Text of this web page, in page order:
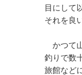
目にして
それを良
かつて
釣りで数
旅館など